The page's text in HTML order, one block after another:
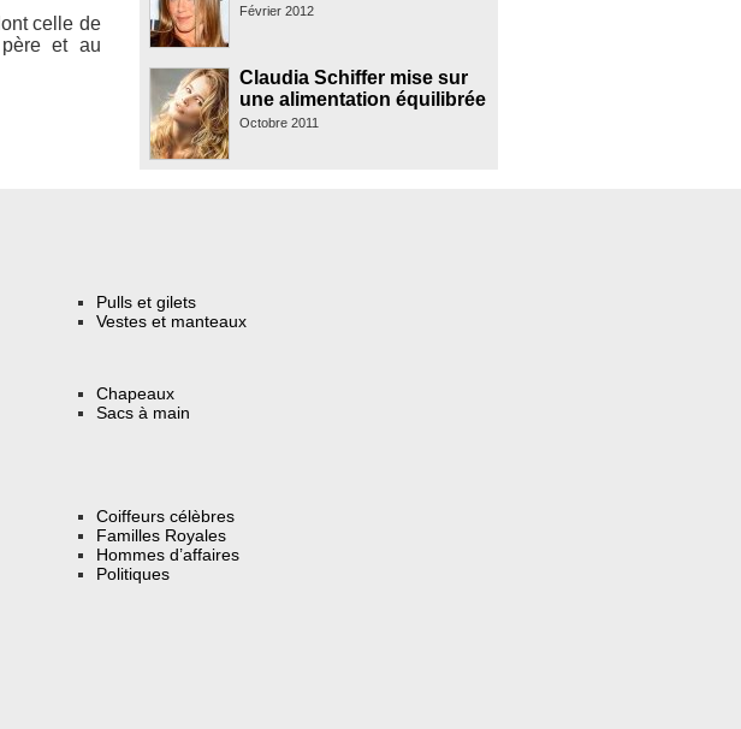
celle de
et au
Février 2012
Claudia Schiffer mise sur
une alimentation équilibrée
Octobre 2011
Pulls et gilets
Vestes et manteaux
Chapeaux
Sacs à main
Coiffeurs célèbres
Familles Royales
Hommes d’affaires
Politiques